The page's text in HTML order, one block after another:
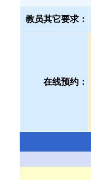
教员其它要求：
在线预约：